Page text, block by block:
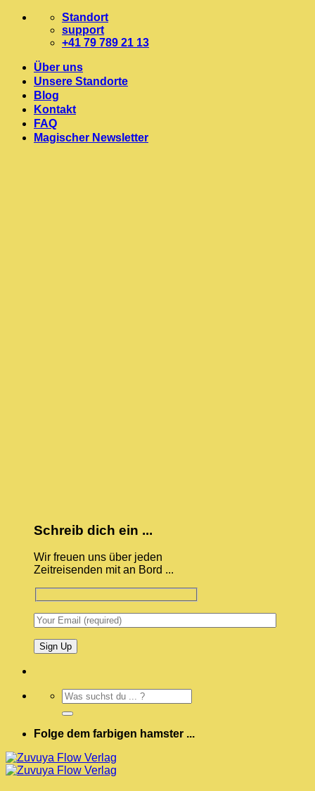
Zum
Standort
support
+41 79 789 21 13
Über uns
Unsere Standorte
Blog
Kontakt
FAQ
Magischer Newsletter
Schreib dich ein ...
Wir freuen uns über jeden
Zeitreisenden mit an Bord ...
Suchen
nach:
Folge dem farbigen hamster ...